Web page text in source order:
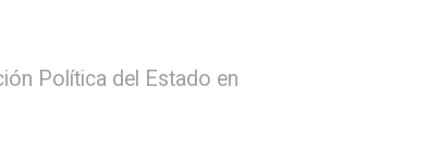
Política del Estado en